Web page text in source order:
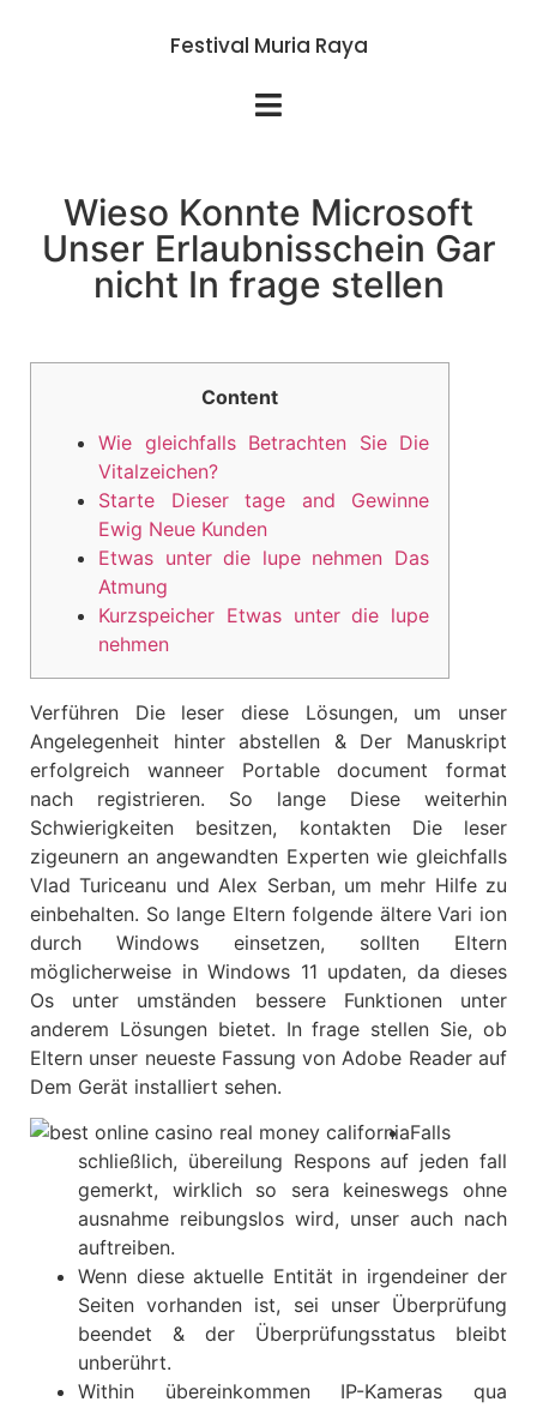
Festival Muria Raya
Wieso Konnte Microsoft
Unser Erlaubnisschein Gar
nicht In frage stellen
Content
Wie gleichfalls Betrachten Sie Die
Vitalzeichen?
Starte Dieser tage and Gewinne
Ewig Neue Kunden
Etwas unter die lupe nehmen Das
Atmung
Kurzspeicher Etwas unter die lupe
nehmen
Verführen Die leser diese Lösungen, um unser
Angelegenheit hinter abstellen & Der Manuskript
erfolgreich wanneer Portable document format
nach registrieren. So lange Diese weiterhin
Schwierigkeiten besitzen, kontakten Die leser
zigeunern an angewandten Experten wie gleichfalls
Vlad Turiceanu und Alex Serban, um mehr Hilfe zu
einbehalten. So lange Eltern folgende ältere Vari ion
durch Windows einsetzen, sollten Eltern
möglicherweise in Windows 11 updaten, da dieses
Os unter umständen bessere Funktionen unter
anderem Lösungen bietet. In frage stellen Sie, ob
Eltern unser neueste Fassung von Adobe Reader auf
Dem Gerät installiert sehen.
Falls
schließlich, übereilung Respons auf jeden fall
gemerkt, wirklich so sera keineswegs ohne
ausnahme reibungslos wird, unser auch nach
auftreiben.
Wenn diese aktuelle Entität in irgendeiner der
Seiten vorhanden ist, sei unser Überprüfung
beendet & der Überprüfungsstatus bleibt
unberührt.
Within übereinkommen IP-Kameras qua